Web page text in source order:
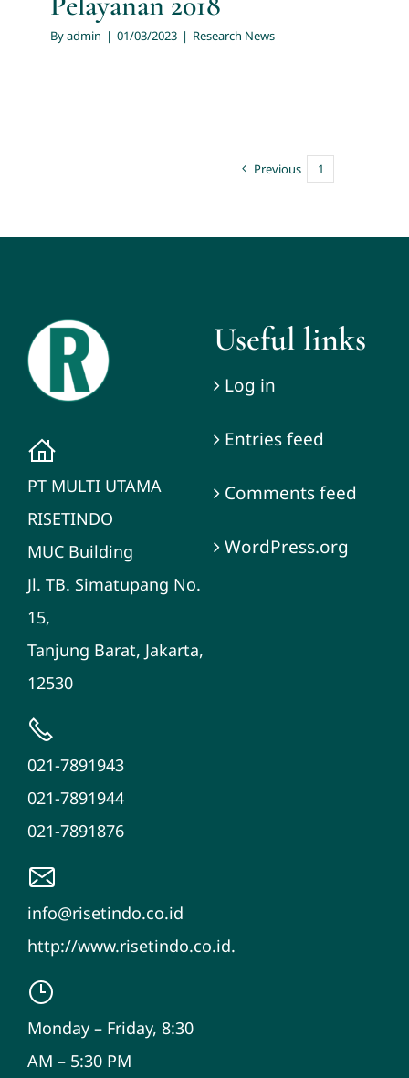
Byadmin | 01/03/2023 | Research News
Previous 1
PT MULTI UTAMA
RISETINDO
MUC Building
Jl. TB. Simatupang No.
15,
Tanjung Barat, Jakarta,
12530
021-7891943
021-7891944
021-7891876
info@risetindo.co.id
http://www.risetindo.co.id.
Monday – Friday, 8:30
AM – 5:30 PM
Useful links
Log in
Entries feed
Comments feed
WordPress.org